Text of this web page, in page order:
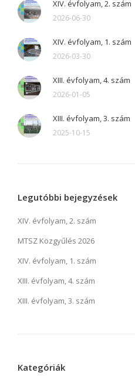
XIV. évfolyam, 2. szám
2026-06-30
XIV. évfolyam, 1. szám
2026-03-30
XIII. évfolyam, 4. szám
2026-01-05
XIII. évfolyam, 3. szám
2025-10-15
Legutóbbi bejegyzések
XIV. évfolyam, 2. szám
MTSZ Közgyűlés 2026
XIV. évfolyam, 1. szám
XIII. évfolyam, 4. szám
XIII. évfolyam, 3. szám
Kategóriák